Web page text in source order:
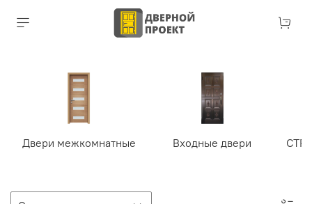
Двери межкомнатные Входные двери